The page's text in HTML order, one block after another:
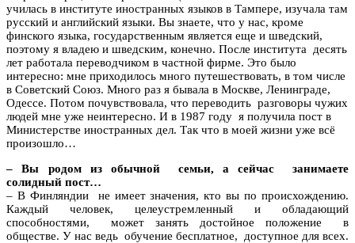
училась в институте иностранных языков в Тампере, изучала там
русский и английский языки. Вы знаете, что у нас, кроме
финского языка, государственным является еще и шведский,
поэтому я владею и шведским, конечно. После института десять
лет работала переводчиком в частной фирме. Это было
интересно: мне приходилось много путешествовать, в том числе
в Советский Союз. Много раз я бывала в Москве, Ленинграде,
Одессе. Потом почувствовала, что переводить разговоры чужих
людей мне уже неинтересно. И в 1987 году я получила пост в
Министерстве иностранных дел. Так что в моей жизни уже всё
произошло…
– Вы родом из обычной семьи, а сейчас занимаете
солидный пост…
– В Финляндии не имеет значения, кто вы по происхождению.
Каждый человек, целеустремленный и обладающий
способностями, может занять достойное положение в
обществе. У нас ведь обучение бесплатное, доступное для всех.